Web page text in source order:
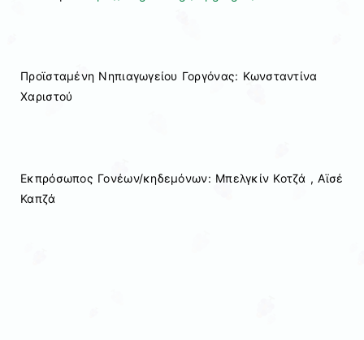
Προϊσταμένη Νηπιαγωγείου Γοργόνας: Κωνσταντίνα
Χαριστού
Εκπρόσωπος Γονέων/κηδεμόνων: Mπελγκίν Κοτζά , Αϊσέ
Καπζά